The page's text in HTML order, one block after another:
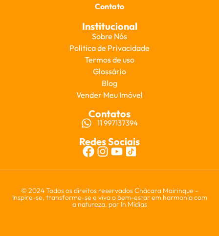
Contato
Institucional
Sobre Nós
Politica de Privacidade
Termos de uso
Glossário
Blog
Vender Meu Imóvel
Contatos
11 997137394
Redes Sociais
© 2024 Todos os direitos reservados Chácara Mairinque -
Inspire-se, transforme-se e viva o bem-estar em harmonia com
a natureza. por In Mídias